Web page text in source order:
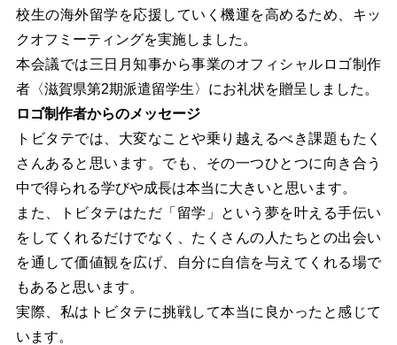
校生の海外留学を応援していく機運を高めるため、キッ
クオフミーティングを実施しました。
本会議では三日月知事から事業のオフィシャルロゴ制作
者〈滋賀県第2期派遣留学生〉にお礼状を贈呈しました。
ロゴ制作者からのメッセージ
トビタテでは、大変なことや乗り越えるべき課題もたく
さんあると思います。でも、その一つひとつに向き合う
中で得られる学びや成長は本当に大きいと思います。
また、トビタテはただ「留学」という夢を叶える手伝い
をしてくれるだけでなく、たくさんの人たちとの出会い
を通して価値観を広げ、自分に自信を与えてくれる場で
もあると思います。
実際、私はトビタテに挑戦して本当に良かったと感じて
います。